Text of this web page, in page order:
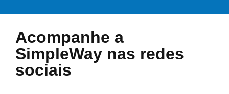
Acompanhe a
SimpleWay nas redes
sociais